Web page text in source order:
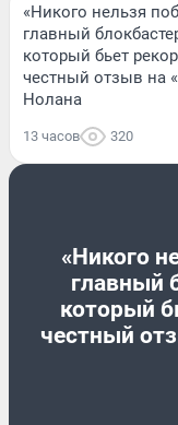
«Никого нельзя
главный
который бьет
честный отзыв на
Нолана
13 часов 320
«Никого
главный
который
честный